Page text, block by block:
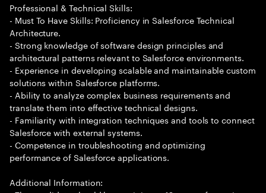
Professional & Technical Skills:
- Must To Have Skills: Proficiency in Salesforce Technical
Architecture.
- Strong knowledge of software design principles and
architectural patterns relevant to Salesforce environments.
- Experience in developing scalable and maintainable custom
solutions within Salesforce platforms.
- Ability to analyze complex business requirements and
translate them into effective technical designs.
- Familiarity with integration techniques and tools to connect
Salesforce with external systems.
- Competence in troubleshooting and optimizing
performance of Salesforce applications.
Additional Information: